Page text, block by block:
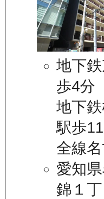
地下
歩4分
地下
駅歩
全線
愛知
錦１丁